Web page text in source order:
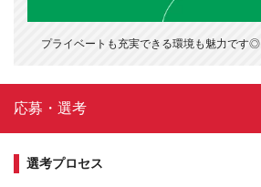
プライベートも充実できる環境も魅力です◎
応募・選考
選考プロセス